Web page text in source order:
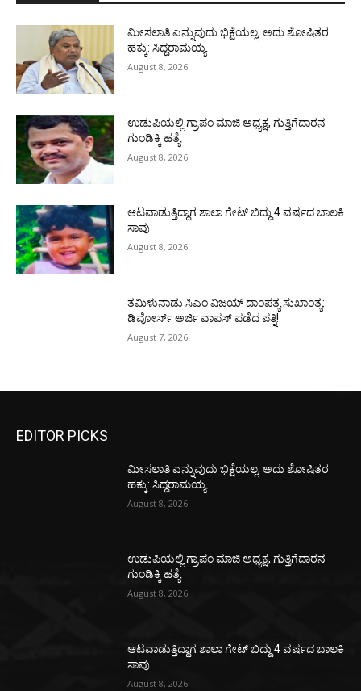
ಮೀಸಲಾತಿ ಎನ್ನುವುದು ಭಿಕ್ಷೆಯಲ್ಲ, ಅದು ಶೋಷಿತರ
ಹಕ್ಕು: ಸಿದ್ದರಾಮಯ್ಯ
August 8, 2026
ಉಡುಪಿಯಲ್ಲಿ ಗ್ರಾಪಂ ಮಾಜಿ ಅಧ್ಯಕ್ಷ, ಗುತ್ತಿಗೆದಾರನ
ಗುಂಡಿಕ್ಕಿ ಹತ್ಯೆ
August 8, 2026
ಆಟವಾಡುತ್ತಿದ್ದಾಗ ಶಾಲಾ ಗೇಟ್‌ ಬಿದ್ದು 4 ವರ್ಷದ ಬಾಲಕಿ
ಸಾವು
August 8, 2026
ತಮಿಳುನಾಡು ಸಿಎಂ ವಿಜಯ್‌ ದಾಂಪತ್ಯ ಸುಖಾಂತ್ಯ:
ಡಿವೋರ್ಸ್‌ ಅರ್ಜಿ ವಾಪಸ್‌ ಪಡೆದ ಪತ್ನಿ!
August 7, 2026
EDITOR PICKS
ಮೀಸಲಾತಿ ಎನ್ನುವುದು ಭಿಕ್ಷೆಯಲ್ಲ, ಅದು ಶೋಷಿತರ
ಹಕ್ಕು: ಸಿದ್ದರಾಮಯ್ಯ
August 8, 2026
ಉಡುಪಿಯಲ್ಲಿ ಗ್ರಾಪಂ ಮಾಜಿ ಅಧ್ಯಕ್ಷ, ಗುತ್ತಿಗೆದಾರನ
ಗುಂಡಿಕ್ಕಿ ಹತ್ಯೆ
August 8, 2026
ಆಟವಾಡುತ್ತಿದ್ದಾಗ ಶಾಲಾ ಗೇಟ್‌ ಬಿದ್ದು 4 ವರ್ಷದ ಬಾಲಕಿ
ಸಾವು
August 8, 2026